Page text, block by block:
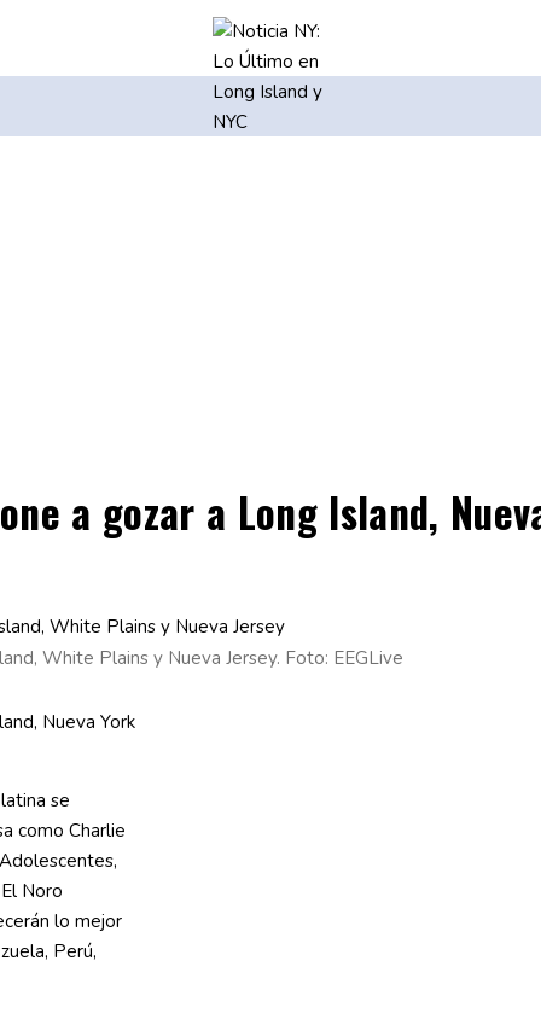
a gozar a Long Island,
White Plains y Nueva Jersey. Foto: EEGLive
Nueva York
se
como Charlie
Noro
lo mejor
Perú,